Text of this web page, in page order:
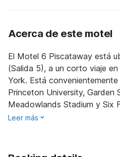
Acerca de este motel
El Motel 6 Piscataway está
(Salida 5), a un corto viaje
York. Está
Princeton University, Garden
Meadowlands Stadium y Six
Leer más